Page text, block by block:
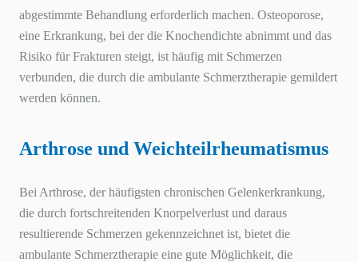
abgestimmte Behandlung erforderlich machen. Osteoporose,
eine Erkrankung, bei der die Knochendichte abnimmt und das
Risiko für Frakturen steigt, ist häufig mit Schmerzen
verbunden, die durch die ambulante Schmerztherapie gemildert
werden können.
Arthrose und Weichteilrheumatismus
Bei Arthrose, der häufigsten chronischen Gelenkerkrankung,
die durch fortschreitenden Knorpelverlust und daraus
resultierende Schmerzen gekennzeichnet ist, bietet die
ambulante Schmerztherapie eine gute Möglichkeit, die